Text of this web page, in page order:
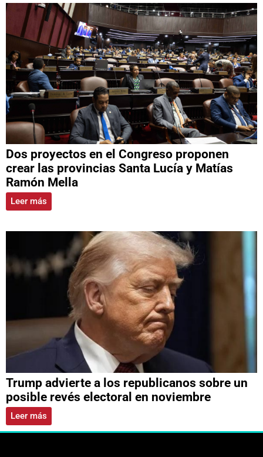
Dos proyectos en el Congreso proponen
crear las provincias Santa Lucía y Matías
Ramón Mella
Leer más
Trump advierte a los republicanos sobre un
posible revés electoral en noviembre
Leer más